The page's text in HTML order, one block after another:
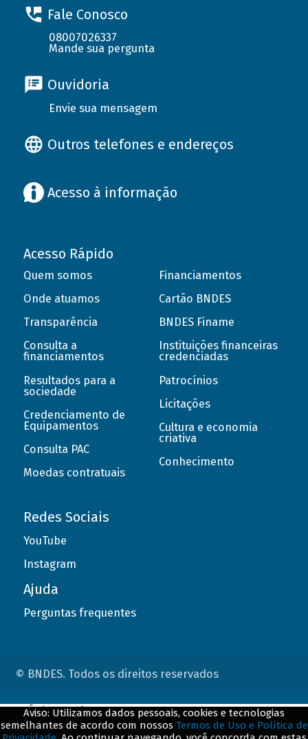
Fale Conosco
08007026337
Mande sua pergunta
Ouvidoria
Envie sua mensagem
Outros telefones e endereços
Acesso à informação
Acesso Rápido
Quem somos
Onde atuamos
Transparência
Consulta a
financiamentos
Resultados para a
sociedade
Credenciamento de
Equipamentos
Consulta PAC
Moedas contratuais
Financiamentos
Cartão BNDES
BNDES Finame
Instituições financeiras
credenciadas
Patrocínios
Licitações
Cultura e economia
criativa
Conhecimento
Redes Sociais
YouTube
Instagram
Ajuda
Perguntas frequentes
© BNDES. Todos os direitos reservados
Aviso: Utilizamos dados pessoais, cookies e tecnologias
semelhantes de acordo com nossos Termos de Uso e Política de
ConteÃºdo complementar
${title}${badge}